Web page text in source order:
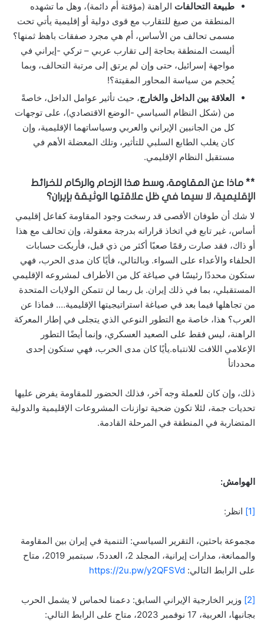
طبيعة التحالفات الراهنة (مؤقتة أم دائمة)، وهل ما تشهده
المنطقة من صيغ للتقارب مع قوى دولية أو إقليمية يأتي تحت
مسمى تحالف من الأساس، أم هي مجرد صفقات باهظ ثمنها؟
أليست المنطقة بحاجة إلى تقارب عربي – تركي -إيراني في
مواجهة إسرائيل، حتى وإن لم يرتق إلى مرتبة التحالف، وبما
يُحجم من سياسة المحاور المقيتة؟!
العلاقة بين الداخل والخارج، حيث تأثير عوامل الداخل، خاصةً
من (شكل النظام السياسي -الوضع الاقتصادي)، على توجهات
كل من الجانبين الإيراني والعربي وسياساتهما الإقليمية، وإن
كان يغلب الطابع السلبي للتأثير، وتلك المعضلة الأهم في
مستقبل النظام الإقليمي.
** ماذا عن المقاومة، وسط هذا الزحام والركام للخرائط
الإقليمية، لا سيما في ظل علاقتها الوثيقة بإيران؟
لا شك أن طوفان الأقصى قد رسخت وجود المقاومة كفاعل إقليمي
أساس، غير تابع في اتخاذ قراراته بدرجة معقولة، وإن تحالف مع هذا
أو ذاك، فقد صارت رقمًا صعبًا أكثر من ذي قبل، فأربكت حسابات
الحلفاء والأعداء على السواء. وبالتالي، فأيًا كان مدى الحرب، فهي
ستكون محددًا رئيسًا في صياغة كل من الأطراف لمشروعه الإقليمي
المستقبلي، بما في ذلك إيران. بل ربما لن تتمكن الولايات المتحدة
من تجاهلها فيما بعد في صياغة استراتيجيتها الإقليمية…. فماذا عن
العرب؟ هذا، خاصة مع التطور النوعي الذي يتجلى في إطار المعركة
الراهنة، ليس فقط على الصعيد العسكري، وإنما أيضًا التطور
الإعلامي اللافت للانتباه.يأيًا كان مدى الحرب، فهي ستكون إحدى
محدداتأ
ذلك، وإن كان للعملة وجه آخر، فذلك الحضور للمقاومة يفرض عليها
تحديات جمة، لئلا تكون ضحية توازنات المشروعات الإقليمية والدولية
المتضاربة في المنطقة في المرحلة القادمة.
الهوامش:
[1] انظر:
مجموعة باحثين، التقرير السياسي: التنمية في إيران بين المقاومة
والممانعة، مدارات إيرانية، المجلد 2، العدد5، سبتمبر 2019، متاح
على الرابط التالي: https://2u.pw/y2QFSVd
[2]
وزير الخارجية الإيراني السابق: دعمنا لحماس لا يشمل الحرب
بجانبها، العربية، 17 نوفمبر 2023، متاح على الرابط التالي: